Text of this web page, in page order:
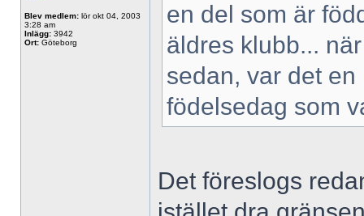
Blev medlem: lör okt 04, 2003
3:28 am
Inlägg: 3942
Ort: Göteborg
en del som är
äldres klubb...
sedan, var det
födelsedag som
Det föreslogs